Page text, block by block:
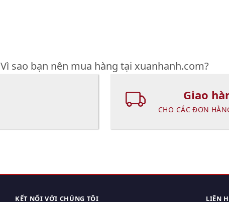
Vì sao bạn nên mua hàng tại xuanhanh.com?
Giao
CHO CÁC ĐƠN
KẾT NỐI VỚI CHÚNG TÔI LIÊN